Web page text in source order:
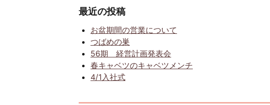
最近の投稿
お盆期間の営業について
つばめの巣
56期 経営計画発表会
春キャベツのキャベツメンチ
4/1入社式